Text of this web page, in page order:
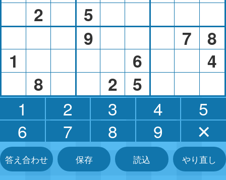
2
5
9
7
8
1
6
4
8
2 5
1 2 3 4
5
6
7 8 9 ✕
答え合わせ 保存 読込 やり直し